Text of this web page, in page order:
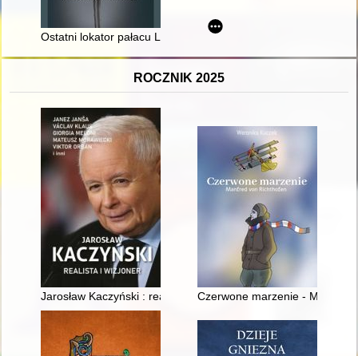
Ostatni lokator pałacu Lubomirskich : generał Mieczysław
ROCZNIK 2025
Jarosław Kaczyński : realista i wizjonerCzerwone marzenie - Manfred